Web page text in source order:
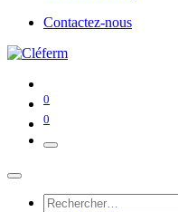
Contactez-nous
0
0